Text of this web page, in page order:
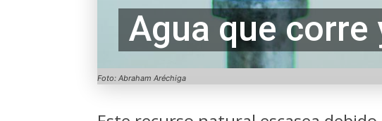
Foto: Abraham Aréchiga
Agua que corre